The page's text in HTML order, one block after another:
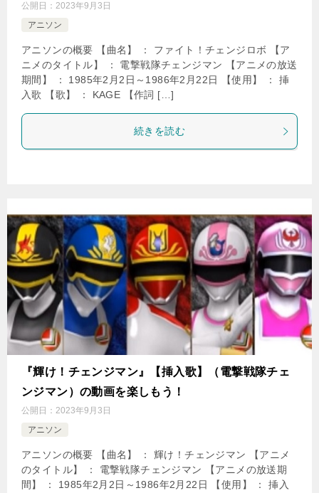
公開日： 2023年9月3日
アニソン
アニソンの概要 【曲名】 ： ファイト！チェンジロボ 【ア
ニメのタイトル】 ： 電撃戦隊チェンジマン 【アニメの放送
期間】 ： 1985年2月2日～1986年2月22日 【使用】 ： 挿
入歌 【歌】 ： KAGE 【作詞 […]
続きを読む
『輝け！チェンジマン』【挿入歌】（電撃戦隊チェ
ンジマン）の動画を楽しもう！
公開日： 2023年9月3日
アニソン
アニソンの概要 【曲名】 ： 輝け！チェンジマン 【アニメ
のタイトル】 ： 電撃戦隊チェンジマン 【アニメの放送期
間】 ： 1985年2月2日～1986年2月22日 【使用】 ： 挿入